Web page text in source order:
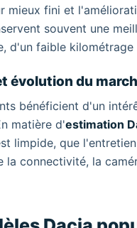
mieux fini et
souvent une
d'un faible
évolution du
bénéficient d'un
matière d'estimation
limpide, que
la connectivité, la